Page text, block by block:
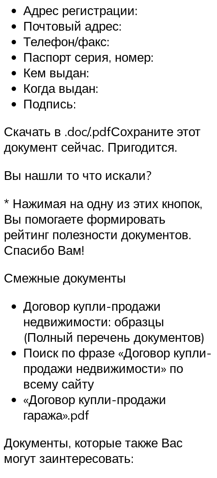
Адрес регистрации:
Почтовый адрес:
Телефон/факс:
Паспорт серия, номер:
Кем выдан:
Когда выдан:
Подпись:
Скачать в .doc/.pdfСохраните этот
документ сейчас. Пригодится.
Вы нашли то что искали?
* Нажимая на одну из этих кнопок,
Вы помогаете формировать
рейтинг полезности документов.
Спасибо Вам!
Смежные документы
Договор купли-продажи
недвижимости: образцы
(Полный перечень документов)
Поиск по фразе «Договор купли-
продажи недвижимости» по
всему сайту
«Договор купли-продажи
гаража».pdf
Документы, которые также Вас
могут заинтересовать: